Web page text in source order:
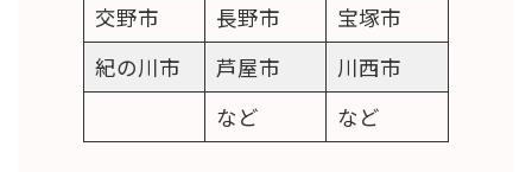
交野市
長野市
宝塚市
紀の川市
芦屋市
川西市
など
など